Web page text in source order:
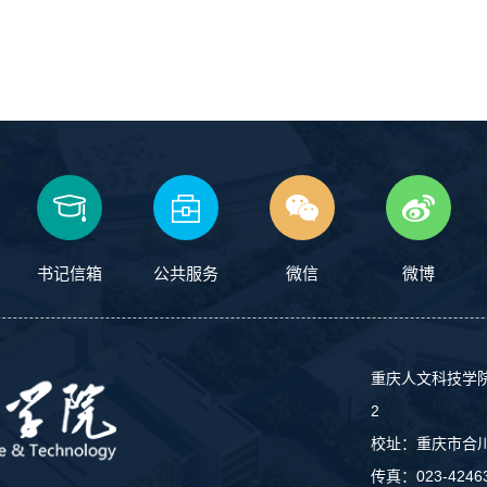
书记信箱 公共服务 微信 微博
重庆人文科技学
2
校址：重庆市合
传真：023-